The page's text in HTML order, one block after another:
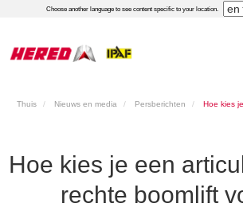
Choose another language to see content specific to your location.
Thuis Nieuws en media Persberichten
Hoe kies je een
rechte boomlift